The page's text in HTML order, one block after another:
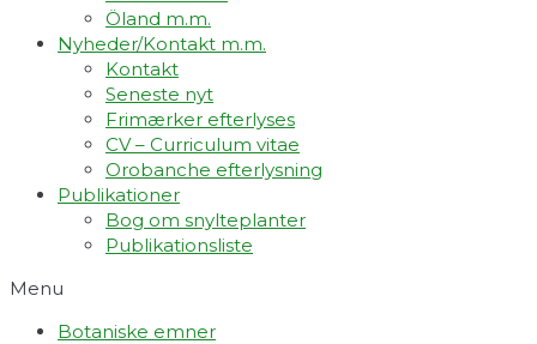
Öland m.m.
Nyheder/Kontakt m.m.
Kontakt
Seneste nyt
Frimærker efterlyses
CV – Curriculum vitae
Orobanche efterlysning
Publikationer
Bog om snylteplanter
Publikationsliste
Menu
Botaniske emner